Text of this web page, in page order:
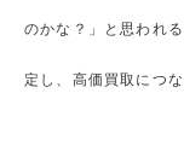
のかな？」と思われ
定し、高価買取につな